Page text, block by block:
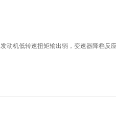
发动机低转速扭矩输出弱，变速器降档反